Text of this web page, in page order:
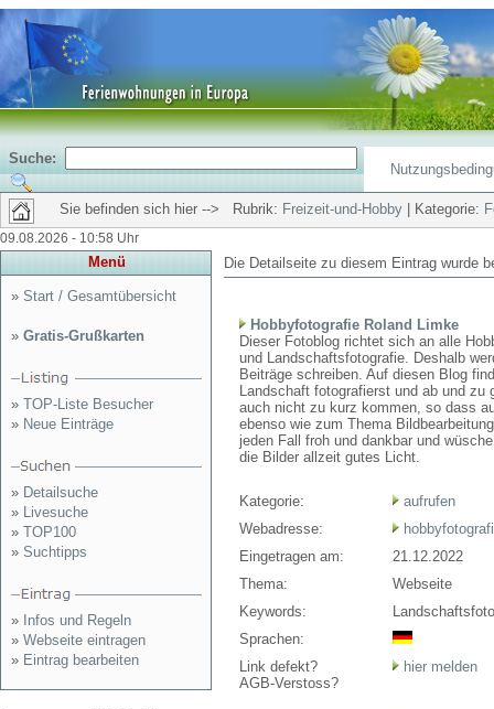
Suche:
Sie befinden sich hier --> Rubrik: Freizeit-und-Hobby | Kategorie:
09.08.2026 - 10:58 Uhr
Menü
» Start / Gesamtübersicht
» Gratis-Grußkarten
» TOP-Liste Besucher
» Neue Einträge
» Detailsuche
» Livesuche
» TOP100
» Suchtipps
» Infos und Regeln
» Webseite eintragen
» Eintrag bearbeiten
Die Detailseite zu diesem Eintrag wurde
Hobbyfotografie Roland Limke
Dieser Fotoblog richtet sich an alle
und Landschaftsfotografie. Deshalb
Beiträge schreiben. Auf diesen Blog
Landschaft fotografierst und ab und
auch nicht zu kurz kommen, so dass
ebenso wie zum Thema
jeden Fall froh und dankbar und
die Bilder allzeit gutes Licht.
Kategorie:
aufrufen
Webadresse:
Eingetragen am:
21.12.2022
Thema:
Webseite
Keywords:
Sprachen:
Link defekt?
AGB-Verstoss?
hier melden